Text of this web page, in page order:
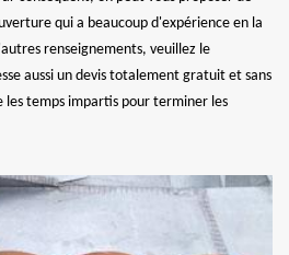
qui a beaucoup d'expérience en la
renseignements, veuillez le
aussi un devis totalement gratuit et sans
les temps impartis pour terminer les